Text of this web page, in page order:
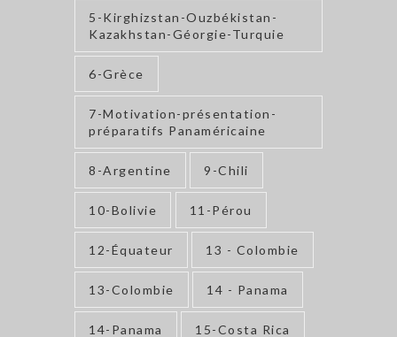
5-Kirghizstan-Ouzbékistan-
Kazakhstan-Géorgie-Turquie
6-Grèce
7-Motivation-présentation-
préparatifs Panaméricaine
8-Argentine 9-Chili
10-Bolivie 11-Pérou
12-Équateur 13 - Colombie
13-Colombie 14 - Panama
14-Panama 15-Costa Rica